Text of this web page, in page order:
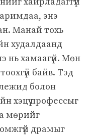
энэ
Манай тохь
худалдаанд
нь хамаагүй. Мөн
байв. Тэд
болон
хэцүү профессыг
мөрийг
драмыг